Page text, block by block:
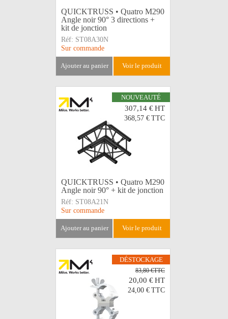
QUICKTRUSS • Quatro M290
Angle noir 90° 3 directions +
kit de jonction
Réf: ST08A30N
Sur commande
ajouter au panier voir le produit
NOUVEAUTÉ
307,14 €HT
368,57 € TTC
QUICKTRUSS • Quatro M290
Angle noir 90° + kit de jonction
Réf: ST08A21N
Sur commande
ajouter au panier voir le produit
DÉSTOCKAGE
83,80 €TTC
20,00 €HT
24,00 € TTC